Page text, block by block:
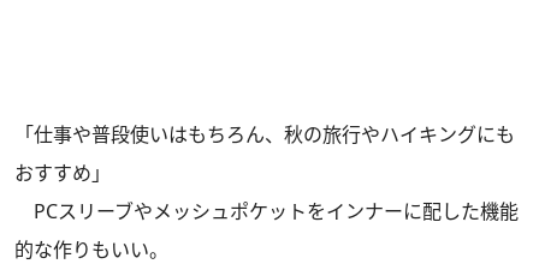
「仕事や普段使いはもちろん、秋の旅行やハイキングにも
おすすめ」
PCスリーブやメッシュポケットをインナーに配した機能
的な作りもいい。